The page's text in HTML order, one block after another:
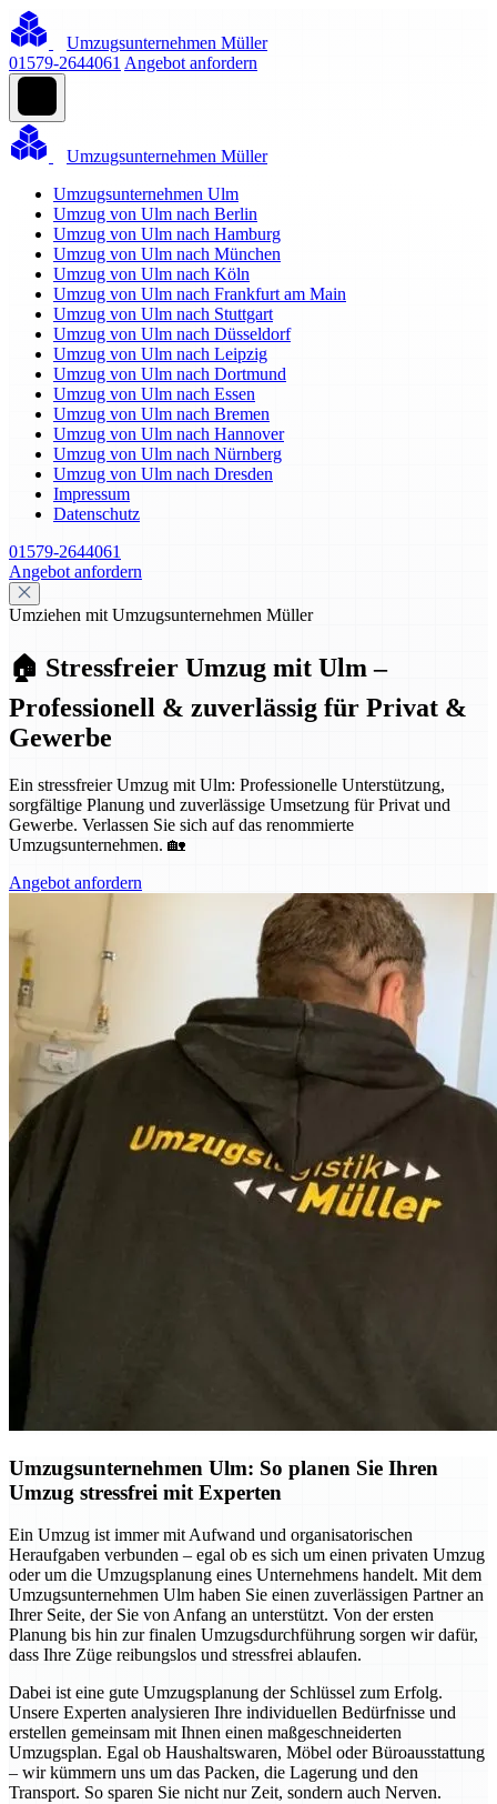
Umzugsunternehmen Müller
01579-2644061 Angebot anfordern
Umzugsunternehmen Müller
Umzugsunternehmen Ulm
Umzug von Ulm nach Berlin
Umzug von Ulm nach Hamburg
Umzug von Ulm nach München
Umzug von Ulm nach Köln
Umzug von Ulm nach Frankfurt am Main
Umzug von Ulm nach Stuttgart
Umzug von Ulm nach Düsseldorf
Umzug von Ulm nach Leipzig
Umzug von Ulm nach Dortmund
Umzug von Ulm nach Essen
Umzug von Ulm nach Bremen
Umzug von Ulm nach Hannover
Umzug von Ulm nach Nürnberg
Umzug von Ulm nach Dresden
Impressum
Datenschutz
01579-2644061
Angebot anfordern
Umziehen mit Umzugsunternehmen Müller
🏠 Stressfreier Umzug mit Ulm –
Professionell & zuverlässig für Privat &
Gewerbe
Ein stressfreier Umzug mit Ulm: Professionelle Unterstützung,
sorgfältige Planung und zuverlässige Umsetzung für Privat und
Gewerbe. Verlassen Sie sich auf das renommierte
Umzugsunternehmen. 🏡
Angebot anfordern
Umzugsunternehmen Ulm: So planen Sie Ihren
Umzug stressfrei mit Experten
Ein Umzug ist immer mit Aufwand und organisatorischen
Heraufgaben verbunden – egal ob es sich um einen privaten Umzug
oder um die Umzugsplanung eines Unternehmens handelt. Mit dem
Umzugsunternehmen Ulm haben Sie einen zuverlässigen Partner an
Ihrer Seite, der Sie von Anfang an unterstützt. Von der ersten
Planung bis hin zur finalen Umzugsdurchführung sorgen wir dafür,
dass Ihre Züge reibungslos und stressfrei ablaufen.
Dabei ist eine gute Umzugsplanung der Schlüssel zum Erfolg.
Unsere Experten analysieren Ihre individuellen Bedürfnisse und
erstellen gemeinsam mit Ihnen einen maßgeschneiderten
Umzugsplan. Egal ob Haushaltswaren, Möbel oder Büroausstattung
– wir kümmern uns um das Packen, die Lagerung und den
Transport. So sparen Sie nicht nur Zeit, sondern auch Nerven.